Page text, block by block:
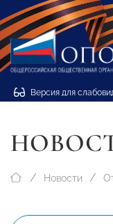
Версия для
Новости